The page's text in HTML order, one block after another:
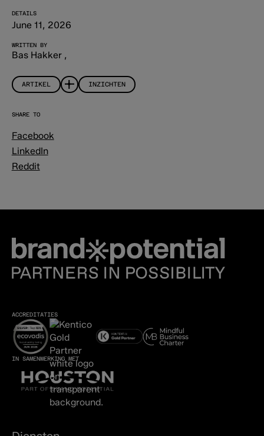
DETAILS
June 11, 2026
WRITTEN BY
Bas Hakker ,
ARTIKEL INZICHTEN
SHARE TO
Facebook
LinkedIn
Reddit
ACCREDITATIES
IN SAMENWERKING MET